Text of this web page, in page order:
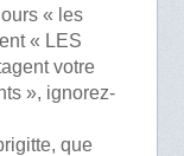
« les
« LES
votre
», ignorez-
que